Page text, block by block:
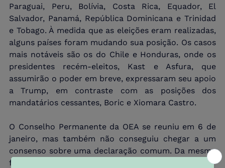
Paraguai, Peru, Bolívia, Costa Rica, Equador, El
Salvador, Panamá, República Dominicana e Trinidad
e Tobago. À medida que as eleições eram realizadas,
alguns países foram mudando sua posição. Os casos
mais notáveis são os do Chile e Honduras, onde os
presidentes recém-eleitos, Kast e Asfura, que
assumirão o poder em breve, expressaram seu apoio
a Trump, em contraste com as posições dos
mandatários cessantes, Boric e Xiomara Castro.
O Conselho Permanente da OEA se reuniu em 6 de
janeiro, mas também não conseguiu chegar a um
consenso sobre uma declaração comum. Da mesma
forma, Argentina, Equador, Paraguai e El Salvador